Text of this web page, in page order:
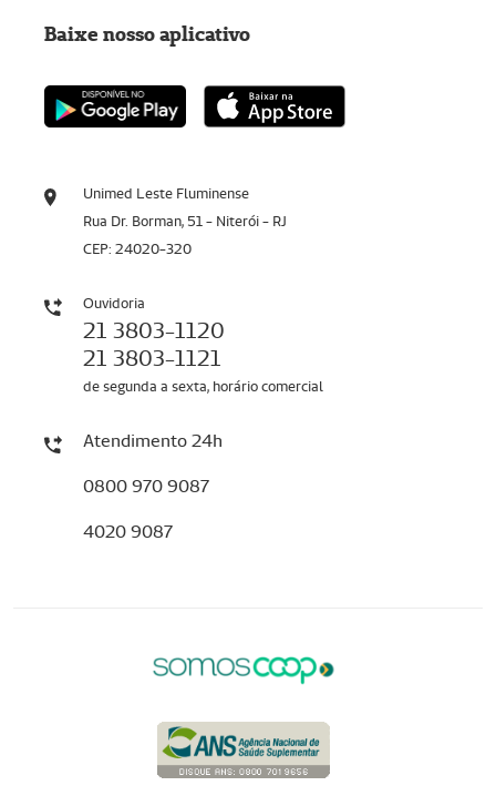
Unimed Leste Fluminense
Rua Dr. Borman, 51 - Niterói - RJ
CEP: 24020-320
Ouvidoria
21 3803-1120
21 3803-1121
de segunda a sexta, horário comercial
Atendimento 24h
0800 970 9087
4020 9087
Baixe nosso aplicativo